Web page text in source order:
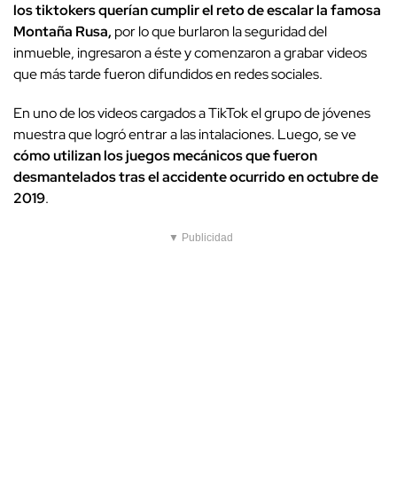
los tiktokers querían cumplir el reto de escalar la famosa
Montaña Rusa, por lo que burlaron la seguridad del
inmueble, ingresaron a éste y comenzaron a grabar videos
que más tarde fueron difundidos en redes sociales.
En uno de los videos cargados a TikTok el grupo de jóvenes
muestra que logró entrar a las intalaciones. Luego, se ve
cómo utilizan los juegos mecánicos que fueron
desmantelados tras el accidente ocurrido en octubre de
2019.
▼ Publicidad